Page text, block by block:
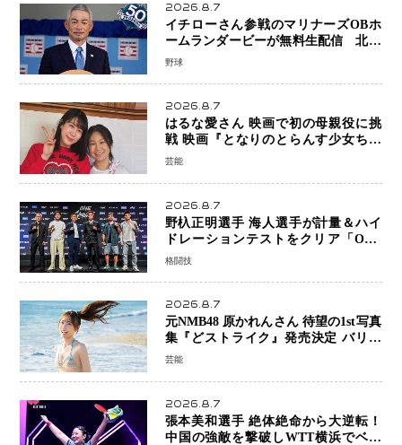
2026.8.7
イチローさん参戦のマリナーズOBホ
ームランダービーが無料生配信 北米
ならではの“魅せる興行”に世界が注目
野球
2026.8.7
はるな愛さん 映画で初の母親役に挑
戦 映画『となりのとらんす少女ちゃ
ん』11月7日公開 未来の自分との対話
芸能
2026.8.7
野杁正明選手 海人選手が計量＆ハイ
ドレーションテストをクリア「ONE
SAMURAI 2」決戦へ万全の準備整う
格闘技
2026.8.7
元NMB48 原かれんさん 待望の1st写真
集『どストライク』発売決定 バリで
魅せる25歳の新境地
芸能
2026.8.7
張本美和選手 絶体絶命から大逆転！
中国の強敵を撃破しWTT横浜でベス